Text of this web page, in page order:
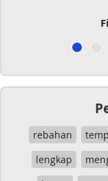
rebahan
lengkap